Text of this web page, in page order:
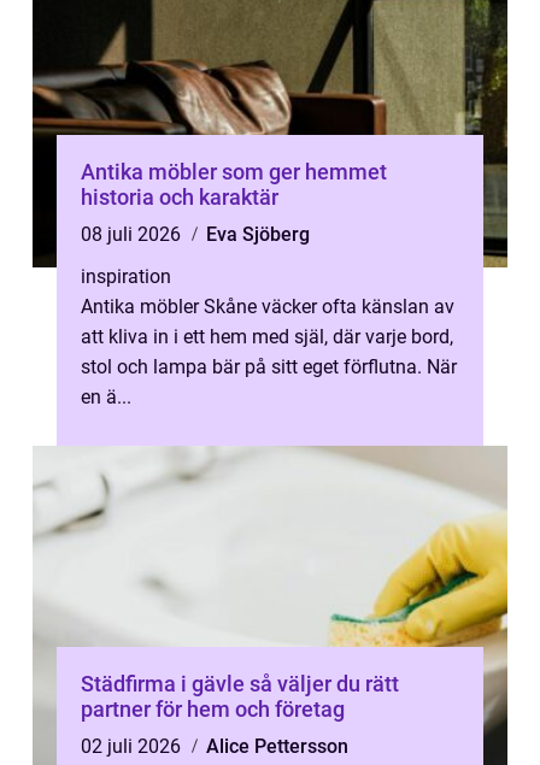
Antika möbler som ger hemmet
historia och karaktär
08 juli 2026
Eva Sjöberg
inspiration
Antika möbler Skåne väcker ofta känslan av
att kliva in i ett hem med själ, där varje bord,
stol och lampa bär på sitt eget förflutna. När
en ä...
Städfirma i gävle så väljer du rätt
partner för hem och företag
02 juli 2026
Alice Pettersson